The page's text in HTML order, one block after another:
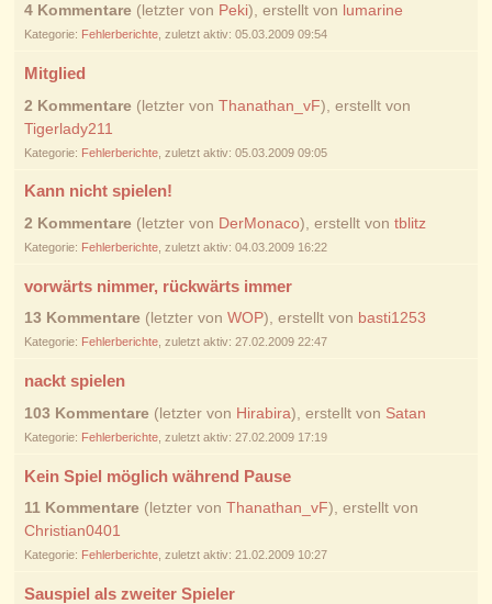
4 Kommentare(letzter von Peki), erstellt von lumarine
Kategorie: Fehlerberichte, zuletzt aktiv: 05.03.2009 09:54
Mitglied
2 Kommentare(letzter von Thanathan_vF), erstellt von
Tigerlady211
Kategorie: Fehlerberichte, zuletzt aktiv: 05.03.2009 09:05
Kann nicht spielen!
2 Kommentare(letzter von DerMonaco), erstellt von tblitz
Kategorie: Fehlerberichte, zuletzt aktiv: 04.03.2009 16:22
vorwärts nimmer, rückwärts immer
13 Kommentare(letzter von WOP), erstellt von basti1253
Kategorie: Fehlerberichte, zuletzt aktiv: 27.02.2009 22:47
nackt spielen
103 Kommentare(letzter von Hirabira), erstellt von Satan
Kategorie: Fehlerberichte, zuletzt aktiv: 27.02.2009 17:19
Kein Spiel möglich während Pause
11 Kommentare(letzter von Thanathan_vF), erstellt von
Christian0401
Kategorie: Fehlerberichte, zuletzt aktiv: 21.02.2009 10:27
Sauspiel als zweiter Spieler